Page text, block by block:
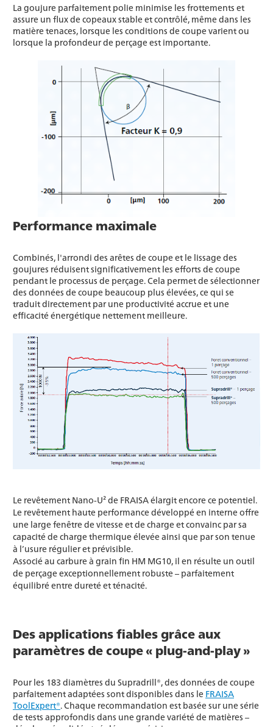
La goujure parfaitement polie minimise les frottements et
assure un flux de copeaux stable et contrôlé, même dans les
matière tenaces, lorsque les conditions de coupe varient ou
lorsque la profondeur de perçage est importante.
Performance maximale
Combinés, l'arrondi des arêtes de coupe et le lissage des
goujures réduisent significativement les efforts de coupe
pendant le processus de perçage. Cela permet de sélectionner
des données de coupe beaucoup plus élevées, ce qui se
traduit directement par une productivité accrue et une
efficacité énergétique nettement meilleure.
Le revêtement Nano-U² de FRAISA élargit encore ce potentiel.
Le revêtement haute performance développé en interne offre
une large fenêtre de vitesse et de charge et convainc par sa
capacité de charge thermique élevée ainsi que par son tenue
à l’usure régulier et prévisible.
Associé au carbure à grain fin HM MG10, il en résulte un outil
de perçage exceptionnellement robuste – parfaitement
équilibré entre dureté et ténacité.
Des applications fiables grâce aux
paramètres de coupe « plug-and-play »
Pour les 183 diamètres du Supradrill®, des données de coupe
parfaitement adaptées sont disponibles dans le FRAISA
ToolExpert®. Chaque recommandation est basée sur une série
de tests approfondis dans une grande variété de matières –